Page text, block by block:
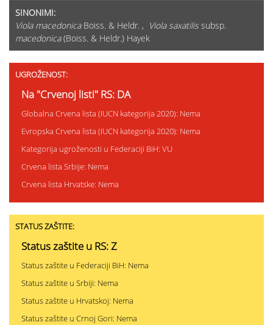
SINONIMI:
Viola macedonicaBoiss. & Heldr. , Viola saxatilis subsp.
macedonica(Boiss. & Heldr.) Hayek
UGROŽENOST:
Na "Crvenoj listi" RS: DA
Globalna Crvena lista (IUCN kategorija 2020): Nema
Evropska Crvena lista (IUCN kategorija 2020): Nema
Kategorija ugroženosti u Federaciji BiH: VU
Crvena lista Srbije: Nema
Crvena lista Hrvatske: Nema
STATUS ZAŠTITE:
Status zaštite u RS: Z
Status zaštite u Federaciji BiH: Nema
Status zaštite u Srbiji: Nema
Status zaštite u Hrvatskoj: Nema
Status zaštite u Crnoj Gori: Nema